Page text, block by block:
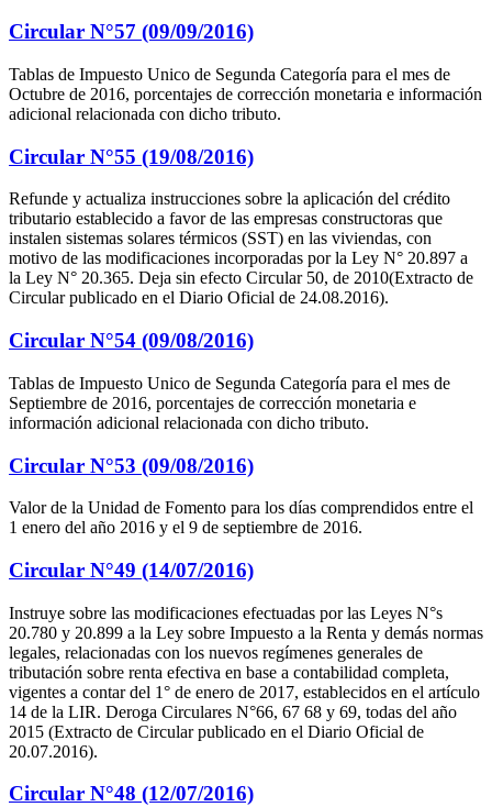
Circular N°57 (09/09/2016)
Tablas de Impuesto Unico de Segunda Categoría para el mes de
Octubre de 2016, porcentajes de corrección monetaria e información
adicional relacionada con dicho tributo.
Circular N°55 (19/08/2016)
Refunde y actualiza instrucciones sobre la aplicación del crédito
tributario establecido a favor de las empresas constructoras que
instalen sistemas solares térmicos (SST) en las viviendas, con
motivo de las modificaciones incorporadas por la Ley N° 20.897 a
la Ley N° 20.365. Deja sin efecto Circular 50, de 2010(Extracto de
Circular publicado en el Diario Oficial de 24.08.2016).
Circular N°54 (09/08/2016)
Tablas de Impuesto Unico de Segunda Categoría para el mes de
Septiembre de 2016, porcentajes de corrección monetaria e
información adicional relacionada con dicho tributo.
Circular N°53 (09/08/2016)
Valor de la Unidad de Fomento para los días comprendidos entre el
1 enero del año 2016 y el 9 de septiembre de 2016.
Circular N°49 (14/07/2016)
Instruye sobre las modificaciones efectuadas por las Leyes N°s
20.780 y 20.899 a la Ley sobre Impuesto a la Renta y demás normas
legales, relacionadas con los nuevos regímenes generales de
tributación sobre renta efectiva en base a contabilidad completa,
vigentes a contar del 1° de enero de 2017, establecidos en el artículo
14 de la LIR. Deroga Circulares N°66, 67 68 y 69, todas del año
2015 (Extracto de Circular publicado en el Diario Oficial de
20.07.2016).
Circular N°48 (12/07/2016)